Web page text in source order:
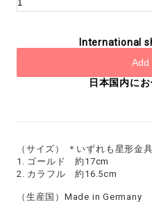
International
Add
日本国内に
（サイズ） ＊いずれも星形金
1. ゴールド 約17cm
2. カラフル 約16.5cm
（生産国）Made in